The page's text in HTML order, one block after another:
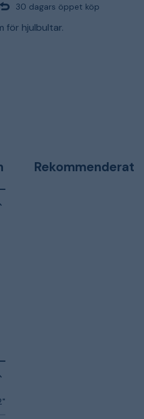
30 dagars öppet köp
för hjulbultar.
Rekommenderat